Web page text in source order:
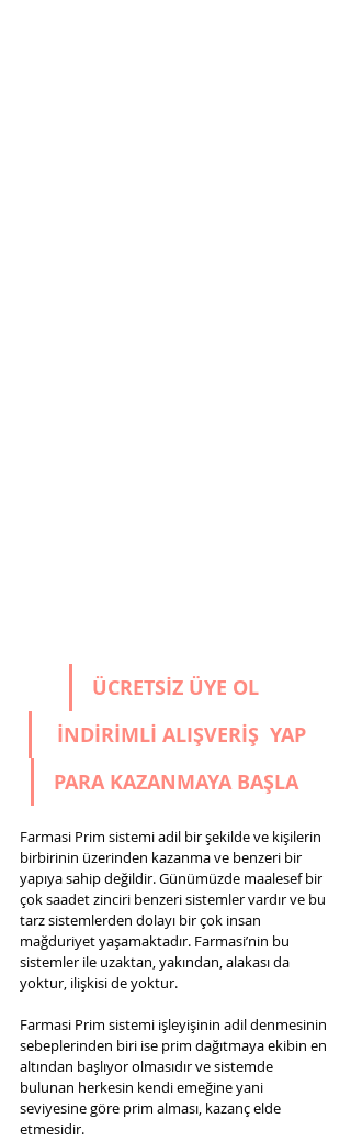
ÜCRETSİZ ÜYE OL
İNDİRİMLİ ALIŞVERİŞ YAP
PARA KAZANMAYA BAŞLA
Farmasi Prim sistemi adil bir şekilde ve kişilerin
birbirinin üzerinden kazanma ve benzeri bir
yapıya sahip değildir. Günümüzde maalesef bir
çok saadet zinciri benzeri sistemler vardır ve bu
tarz sistemlerden dolayı bir çok insan
mağduriyet yaşamaktadır. Farmasi’nin bu
sistemler ile uzaktan, yakından, alakası da
yoktur, ilişkisi de yoktur.
Farmasi Prim sistemi işleyişinin adil denmesinin
sebeplerinden biri ise prim dağıtmaya ekibin en
altından başlıyor olmasıdır ve sistemde
bulunan herkesin kendi emeğine yani
seviyesine göre prim alması, kazanç elde
etmesidir.